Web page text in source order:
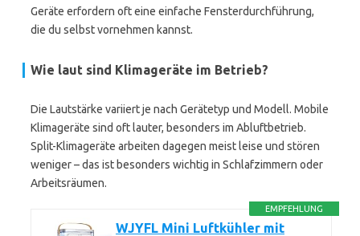
Geräte erfordern oft eine einfache Fensterdurchführung,
die du selbst vornehmen kannst.
Wie laut sind Klimageräte im Betrieb?
Die Lautstärke variiert je nach Gerätetyp und Modell. Mobile
Klimageräte sind oft lauter, besonders im Abluftbetrieb.
Split-Klimageräte arbeiten dagegen meist leise und stören
weniger – das ist besonders wichtig in Schlafzimmern oder
Arbeitsräumen.
EMPFEHLUNG
WJYFL Mini Luftkühler mit